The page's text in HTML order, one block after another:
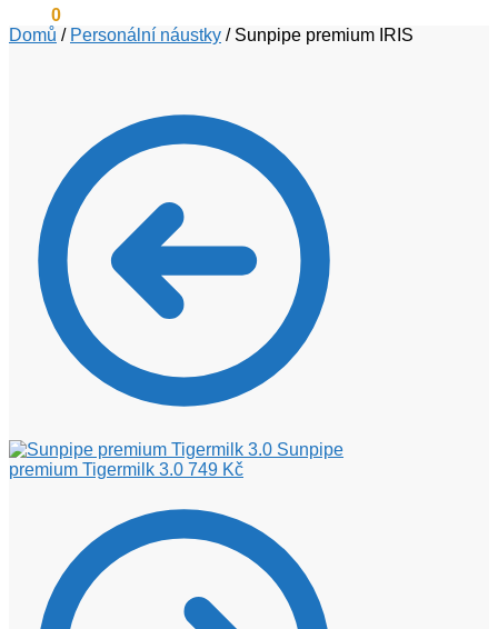
0
Domů / Personální náustky / Sunpipe premium IRIS
Sunpipe
premium Tigermilk 3.0 749 Kč